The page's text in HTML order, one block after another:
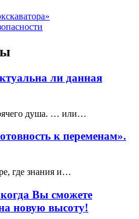
ли данная
душа. … или…
к переменам».
где знания и…
Вы сможете
новую высоту!